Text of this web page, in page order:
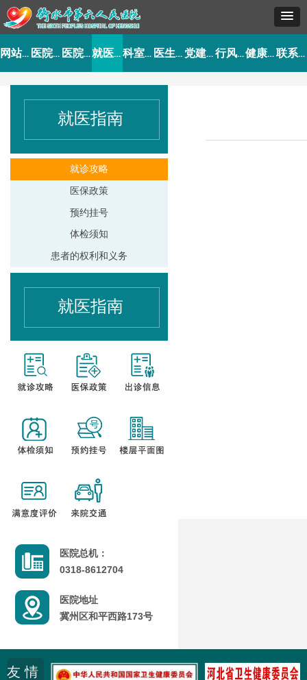
网站首页 医院概况 医院动态 就医指南 科室导航 医生介绍 党建工作 行风建设 健康园地 联系我们
就医指南
就诊攻略
医保政策
预约挂号
体检须知
患者的权利和义务
医院地址
冀州区和平西路173号
医院总机：
0318-8612704
就医指南
友 情